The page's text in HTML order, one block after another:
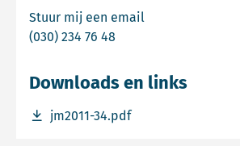
Stuur mij een email
(030) 234 76 48
Downloads en links
jm2011-34.pdf
Download bestand jm2011-34.pdf